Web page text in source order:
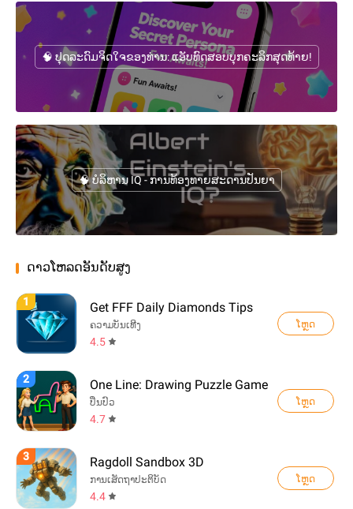
🧠 ປຸດລະດົມຈິດໃຈຂອງທ່ານ: ແອັບທົດສອບບຸກຄະລິກສຸດທ້າຍ!
🧠 ບໍລິຫານ IQ - ການທ້ອງທາຍສະດານປັນຍາ
ດາວໂຫລດອັນດັບສູງ
1 Get FFF Daily Diamonds Tips
ຄວາມບັນເທີງ
4.5
ໂຫຼດ
2 One Line: Drawing Puzzle Game
ປິ່ນປົວ
4.7
ໂຫຼດ
3 Ragdoll Sandbox 3D
ການເສັດຖາປະຕິບັດ
4.4
ໂຫຼດ